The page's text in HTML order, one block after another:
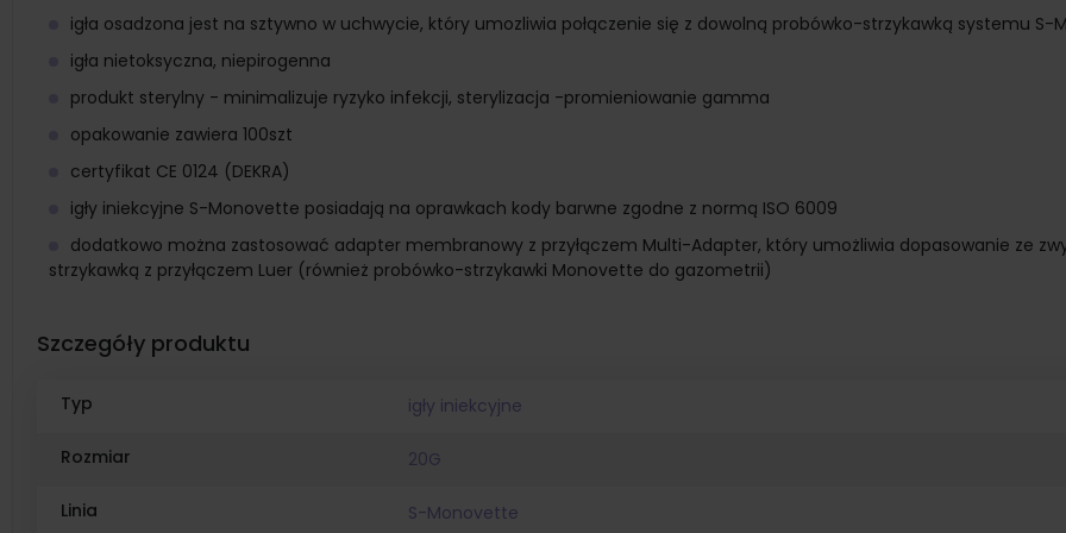
igła osadzona jest na sztywno w uchwycie, który umozliwia połączenie się z dowolną probówko-strzykawką systemu S-
igła nietoksyczna, niepirogenna
produkt sterylny - minimalizuje ryzyko infekcji, sterylizacja -promieniowanie gamma
opakowanie zawiera 100szt
certyfikat CE 0124 (DEKRA)
igły iniekcyjne S-Monovette posiadają na oprawkach kody barwne zgodne z normą ISO 6009
dodatkowo można zastosować adapter membranowy z przyłączem Multi-Adapter, który umożliwia dopasowanie ze
strzykawką z przyłączem Luer (również probówko-strzykawki Monovette do gazometrii)
Szczegóły produktu
Typ igły iniekcyjne
Rozmiar 20G
Linia S-Monovette